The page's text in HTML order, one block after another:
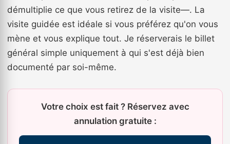
démultiplie ce que vous retirez de la visite—. La
visite guidée est idéale si vous préférez qu'on vous
mène et vous explique tout. Je réserverais le billet
général simple uniquement à qui s'est déjà bien
documenté par soi-même.
Votre choix est fait ? Réservez avec
annulation gratuite :